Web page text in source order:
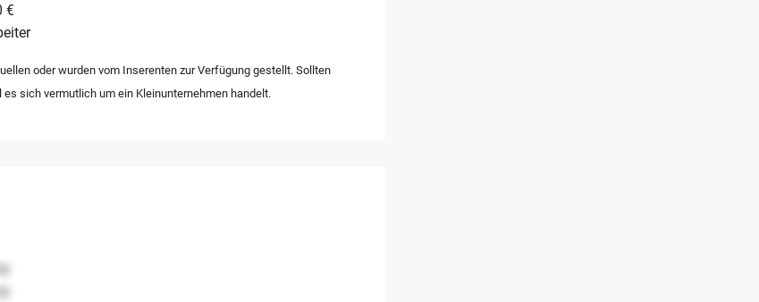
€
oder wurden vom Inserenten zur Verfügung gestellt. Sollten
sich vermutlich um ein Kleinunternehmen handelt.